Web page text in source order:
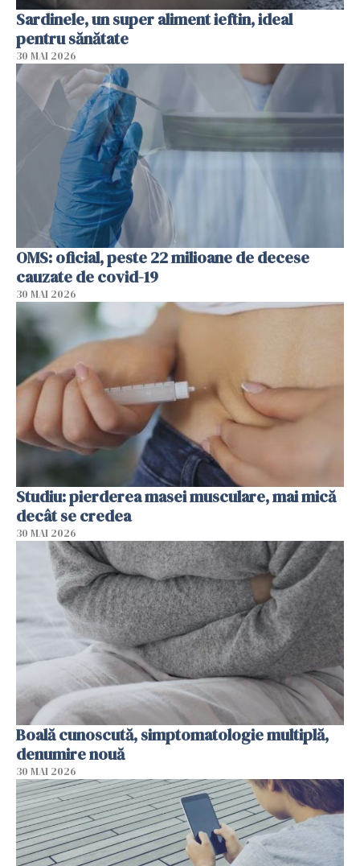
Sardinele, un super aliment ieftin, ideal
pentru sănătate
30 MAI 2026
OMS: oficial, peste 22 milioane de decese
cauzate de covid-19
30 MAI 2026
Studiu: pierderea masei musculare, mai mică
decât se credea
30 MAI 2026
Boală cunoscută, simptomatologie multiplă,
denumire nouă
30 MAI 2026